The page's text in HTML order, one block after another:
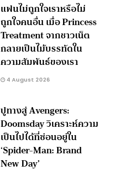
แฟนไม่ถูกใจเราหรือไม่
ถูกใจคนอื่น เมื่อ Princess
Treatment จากชาวเน็ต
กลายเป็นไม้บรรทัดใน
ความสัมพันธ์ของเรา
4 August 2026
ปูทางสู่ Avengers:
Doomsday วิเคราะห์ความ
เป็นไปได้ที่ซ่อนอยู่ใน
‘Spider-Man: Brand
New Day’